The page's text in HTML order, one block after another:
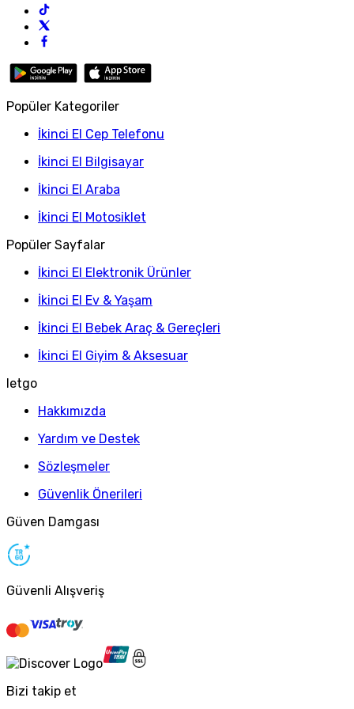
Popüler Kategoriler
İkinci El Cep Telefonu
İkinci El Bilgisayar
İkinci El Araba
İkinci El Motosiklet
Popüler Sayfalar
İkinci El Elektronik Ürünler
İkinci El Ev & Yaşam
İkinci El Bebek Araç & Gereçleri
İkinci El Giyim & Aksesuar
letgo
Hakkımızda
Yardım ve Destek
Sözleşmeler
Güvenlik Önerileri
Güven Damgası
Güvenli Alışveriş
Bizi takip et